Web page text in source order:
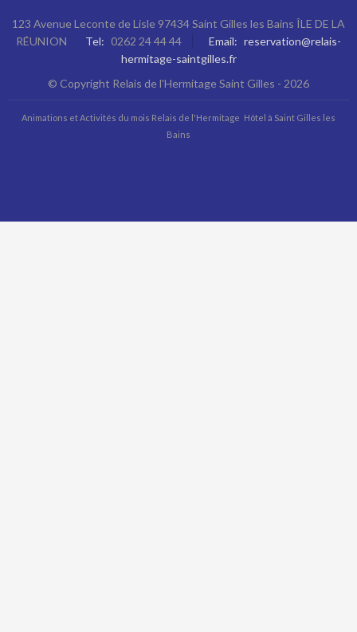
123 Avenue Leconte de Lisle 97434 Saint Gilles les Bains ÎLE DE LA
RÉUNION
Tel 0262 24 44 44 Email
reservation@relais-
hermitage-saintgilles.fr
© Copyright Relais de l'Hermitage Saint Gilles - 2026
Animations et Activités du mois Relais de l'Hermitage Hôtel à Saint Gilles les
Bains